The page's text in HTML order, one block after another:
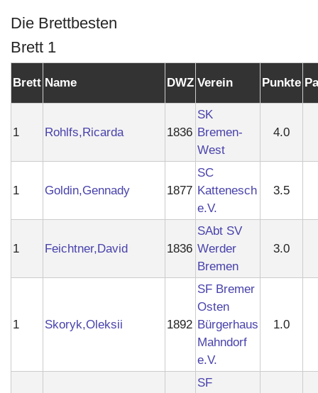
Die Brettbesten
Brett 1
Brett Name DWZ Verein Punkte
1 Rohlfs,Ricarda 1836
SK
Bremen-
West
4.0
1 Goldin,Gennady 1877
SC
Kattenesch
e.V.
3.5
1 Feichtner,David 1836
SAbt SV
Werder
Bremen
3.0
1 Skoryk,Oleksii 1892
SF Bremer
Osten
Bürgerhaus
Mahndorf
e.V.
1.0
SF